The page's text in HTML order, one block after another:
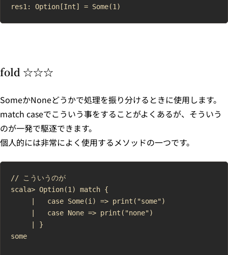
fold ☆☆☆
SomeかNoneどうかで処理を振り分けるときに使用します。
match caseでこういう事をすることがよくあるが、そういう
のが一発で駆逐できます。
個人的には非常によく使用するメソッドの一つです。
// こういうのが
scala> Option(1) match {
     |   case Some(i) => print("some")
     |   case None => print("none")
     | }
some